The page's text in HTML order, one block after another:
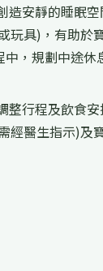
造安靜的睡眠
玩具)，有助於
，規劃中途休
整行程及飲食
經醫生指示)及